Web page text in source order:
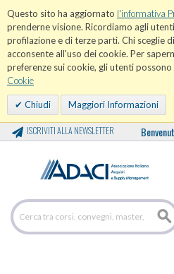
Questo sito ha aggiornato l'informativa
prenderne visione. Ricordiamo agli
profilazione e di terze parti. Chi sceglie
acconsente all'uso dei cookie. Per
preferenze sui cookie, gli utenti
Cookie
Chiudi Maggiori Informazioni
ISCRIVITI ALLA NEWSLETTER